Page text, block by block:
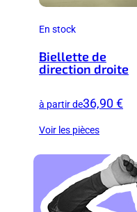
En stock
Biellette de
direction droite
à partir de36,90 €
Voir les pièces